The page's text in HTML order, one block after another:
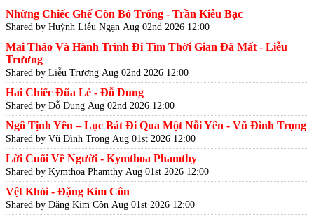
Những Chiếc Ghế Còn Bỏ Trống - Trần Kiêu Bạc
Shared by Huỳnh Liễu Ngạn Aug 02nd 2026 12:00
Mai Thảo Và Hành Trình Đi Tìm Thời Gian Đã Mất - Liễu
Trương
Shared by Liễu Trương Aug 02nd 2026 12:00
Hai Chiếc Đũa Lẻ - Đỗ Dung
Shared by Đỗ Dung Aug 02nd 2026 12:00
Ngô Tịnh Yên – Lục Bát Đi Qua Một Nỗi Yên - Vũ Đình Trọng
Shared by Vũ Đình Trọng Aug 01st 2026 12:00
Lời Cuối Về Người - Kymthoa Phamthy
Shared by Kymthoa Phamthy Aug 01st 2026 12:00
Vệt Khói - Đặng Kim Côn
Shared by Đặng Kim Côn Aug 01st 2026 12:00